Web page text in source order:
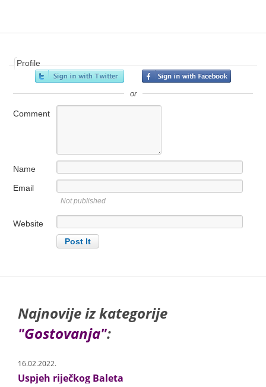
Profile
or
Comment
Name
Email
Not published
Website
Najnovije iz kategorije
"Gostovanja":
16.02.2022.
Uspjeh riječkog Baleta